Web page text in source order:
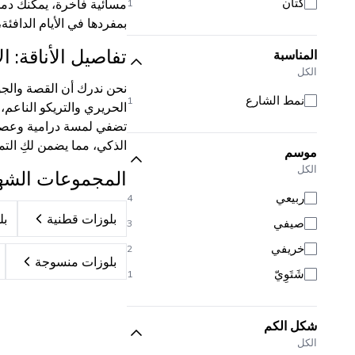
1
المناسبة
الكل
نمط الشارع 1
موسم
الكل
ربيعي 4
صيفي 3
خريفي 2
شَتَوِيّ 1
شكل الكم
الكل
مسائية فاخرة، يمكنك
بمفردها في الأيام
تفاصيل
الذكي، مما يضمن لكِ
المجموعات
بلوزات قطنية
بلوزات منسوجة